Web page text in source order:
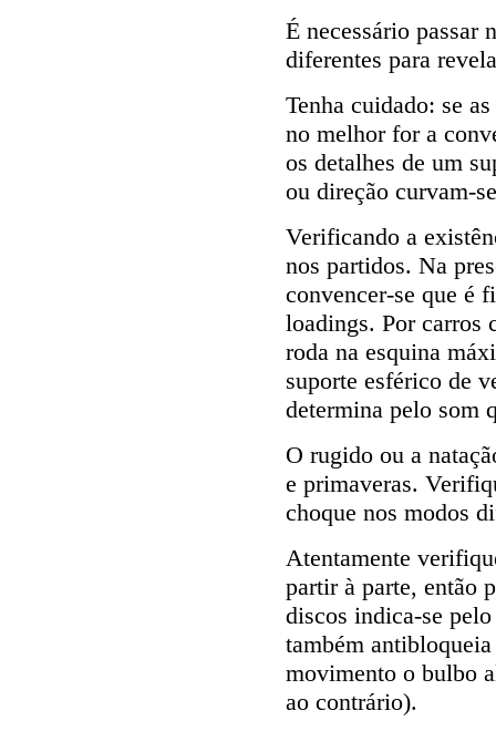
É necessário passar
diferentes para
Tenha cuidado: se
no melhor for a
os detalhes de um
ou direção curvam-
Verificando a
nos partidos. Na
convencer-se que é
loadings. Por carros
roda na esquina
suporte esférico de
determina pelo som
O rugido ou a
e primaveras.
choque nos modos
Atentamente
partir à parte, então
discos indica-se
também
movimento o bulbo
ao contrário).